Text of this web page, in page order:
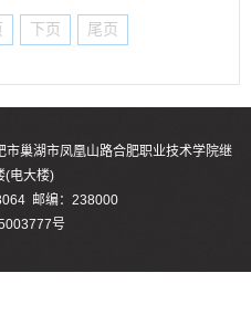
下页 尾页
巢湖市凤凰山路合肥职业技术学院继
(电大楼)
邮编：238000
号